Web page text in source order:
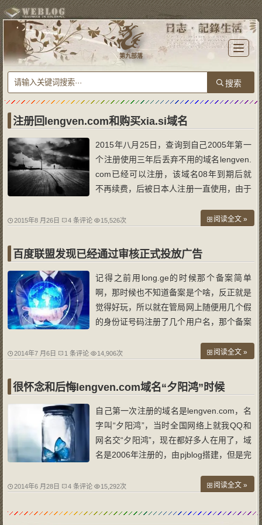
T
o
l
e
n
i
n
第九部落
注册回lengven.com和购买xia.si域名
2015年八月25日，查询到自己2005年第一
个注册使用三年后丢弃不用的域名lengven.
com已经可以注册，该域名08年到期后就
不再续费，后被日本人注册一直使用，由于
重新注册该域名的打算，但是每次该域名到
昨日查询到该域名没有注册后，于是就毫不
犹
2015年8 月26日 4 条评论 15,526次 阅读全文 »
百度联盟发现已经通过审核正式投放广告
记得之前用long.ge的时候那个备案简单
啊，那时候也不知道备案是个啥，反正就是
觉得好玩，所以就在管局网上随便用几个假
的身份证号码注册了几个用户名，那个备案
要拍照核实真伪。那时候该域名的PR很
是一直都没有认真去填写资料和银行卡信
息，挂
2014年7 月6日 1 条评论 14,906次 阅读全文 »
很怀念和后悔lengven.com域名“夕阳鸿”时候
自己第一次注册的域名是lengven.com，名
字叫“夕阳鸿”，当时全国网络上就我QQ和
网名交“夕阳鸿”，现在都好多人在用了，域
名是2006年注册的，由pjblog搭建，但是完
原创的诗歌和随笔以及散文发表到了博客
当时PR达到了3差点4，alex排名也很靠前
2014年6 月28日 4 条评论 15,292次 阅读全文 »